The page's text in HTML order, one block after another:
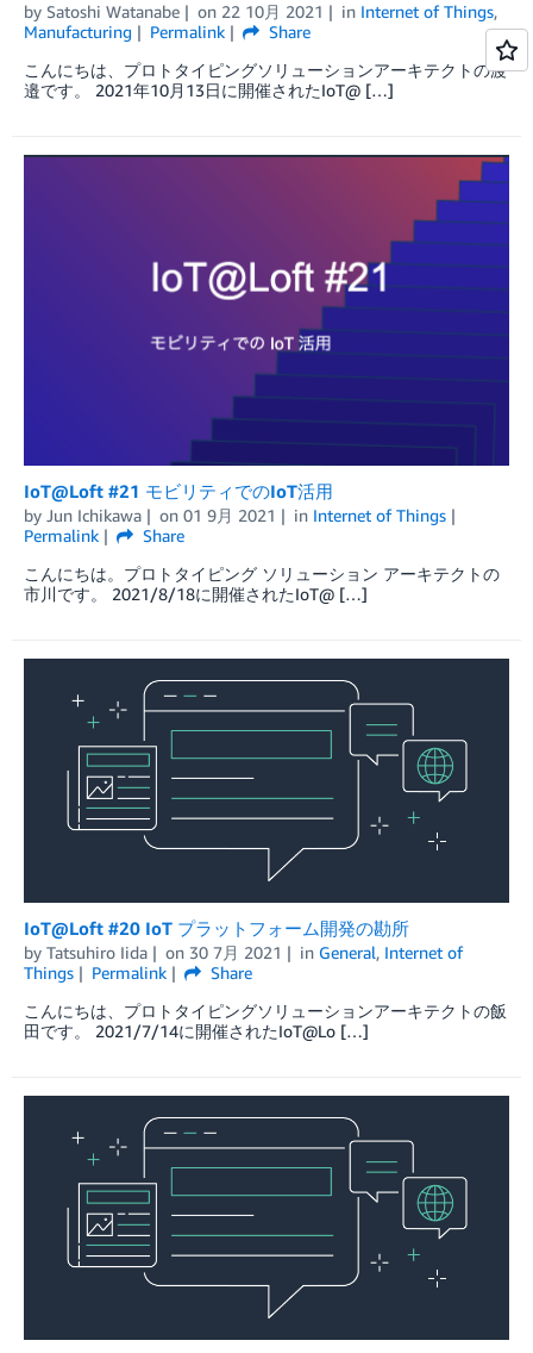
by Satoshi Watanabe on 22 10月 2021 in Internet of Things,
Manufacturing
Permalink
Share
こんにちは、プロトタイピングソリューションアーキテクトの渡
邉です。 2021年10月13日に開催されたIoT@ […]
IoT@Loft #21 モビリティでのIoT活用
by Jun Ichikawa on 01 9月 2021 in Internet of Things
Permalink
Share
こんにちは。プロトタイピング ソリューション アーキテクトの
市川です。 2021/8/18に開催されたIoT@ […]
IoT@Loft #20 IoT プラットフォーム開発の勘所
by Tatsuhiro Iida on 30 7月 2021 in General, Internet of
Things
Permalink
Share
こんにちは、プロトタイピングソリューションアーキテクトの飯
田です。 2021/7/14に開催されたIoT@Lo […]